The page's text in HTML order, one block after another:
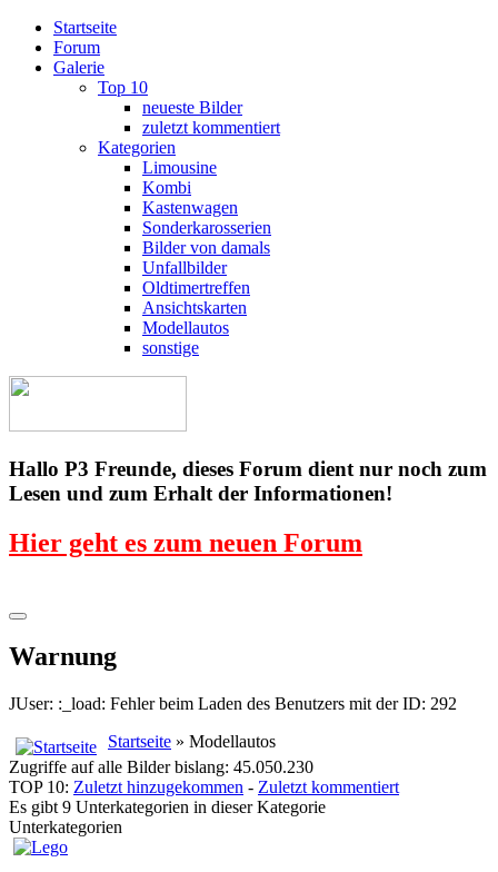
Startseite
Forum
Galerie
Top 10
neueste Bilder
zuletzt kommentiert
Kategorien
Limousine
Kombi
Kastenwagen
Sonderkarosserien
Bilder von damals
Unfallbilder
Oldtimertreffen
Ansichtskarten
Modellautos
sonstige
Hallo P3 Freunde, dieses Forum dient nur noch zum
Lesen und zum Erhalt der Informationen!
Hier geht es zum neuen Forum
Warnung
JUser: :_load: Fehler beim Laden des Benutzers mit der ID: 292
Startseite » Modellautos
Zugriffe auf alle Bilder bislang: 45.050.230
TOP 10: Zuletzt hinzugekommen - Zuletzt kommentiert
Es gibt 9 Unterkategorien in dieser Kategorie
Unterkategorien